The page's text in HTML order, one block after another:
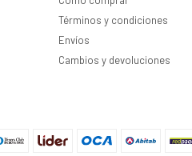
Términos y condiciones
Envíos
Cambios y devoluciones